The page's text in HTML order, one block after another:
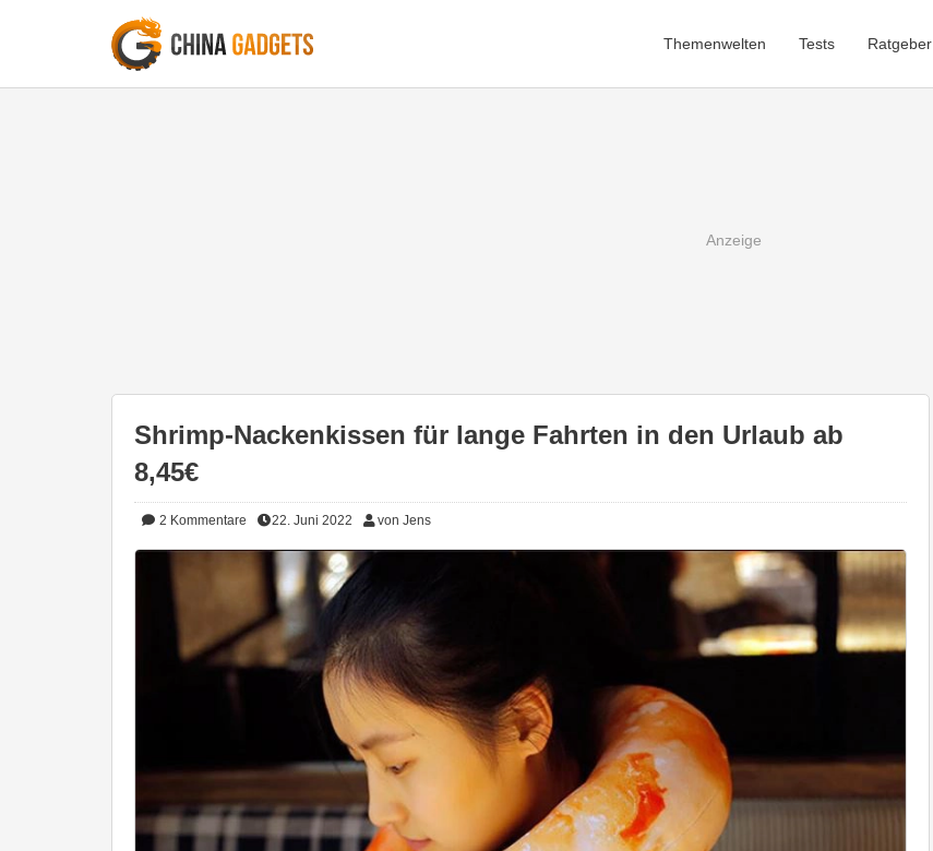
Themenwelten Tests Ratgeber
Shrimp-Nackenkissen für lange Fahrten in den Urlaub ab
8,45€
2 Kommentare 22. Juni 2022 von Jens